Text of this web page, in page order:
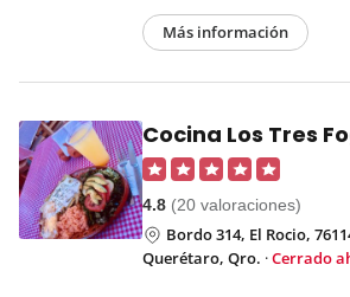
Más información
Cocina Los Tres
4.8 (20 valoraciones)
Bordo 314, El Rocio,
Querétaro, Qro. ·Cerrado